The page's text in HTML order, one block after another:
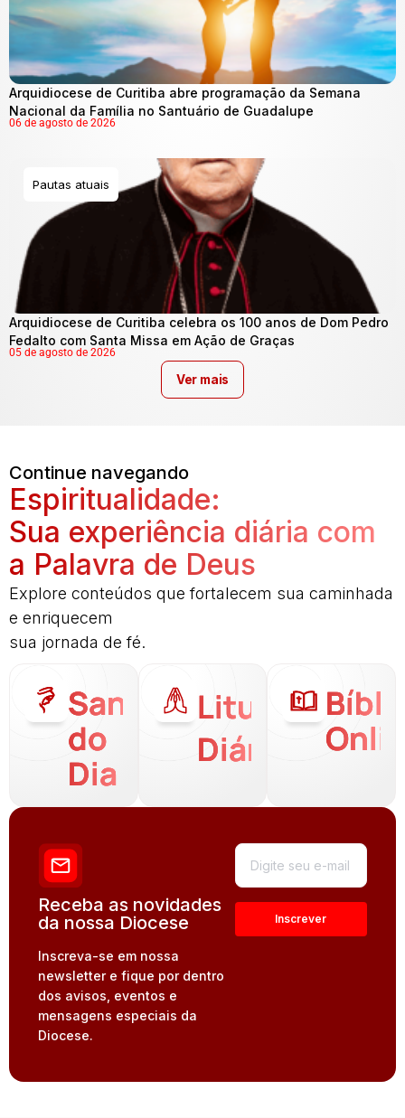
Arquidiocese de Curitiba abre programação da Semana
Nacional da Família no Santuário de Guadalupe
06 de agosto de 2026
Pautas atuais
Arquidiocese de Curitiba celebra os 100 anos de Dom Pedro
Fedalto com Santa Missa em Ação de Graças
05 de agosto de 2026
Ver mais
Continue navegando
Espiritualidade:
Sua experiência diária com
a Palavra de Deus
Explore conteúdos que fortalecem sua caminhada
e enriquecem
sua jornada de fé.
Santo
do
Dia
Liturgia
Diária
Receba as novidades
da nossa Diocese
Inscreva-se em nossa
newsletter e fique por dentro
dos avisos, eventos e
mensagens especiais da
Diocese.